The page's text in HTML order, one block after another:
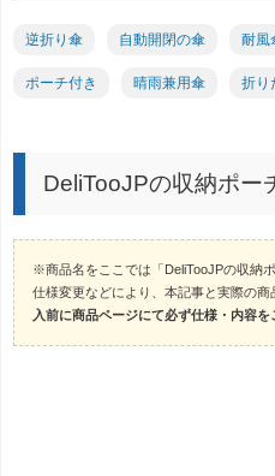
逆折り傘 自動開閉の傘 耐風
ポーチ付き 晴雨兼用傘 折り
DeliTooJPの収納ポー
※商品名をここでは「DeliTooJPの収納
仕様変更などにより、本記事と実際の商
入前に商品ページにて必ず仕様・内容を